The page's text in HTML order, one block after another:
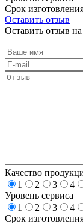
Срок
Оставить отзыв
Оставить отзыв
Качество
1
2 3 4
Уровень сервиса
1
2 3 4
Срок